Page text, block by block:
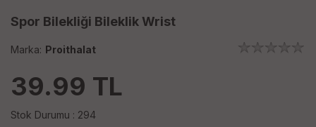
Spor Bilekliği Bileklik Wrist
Marka: Proithalat
39.99 TL
Stok Durumu : 294